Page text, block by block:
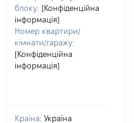
блоку: [Конфіденційна
інформація]
Номер квартири/
кімнати/гаражу:
[Конфіденційна
інформація]
Країна: Україна